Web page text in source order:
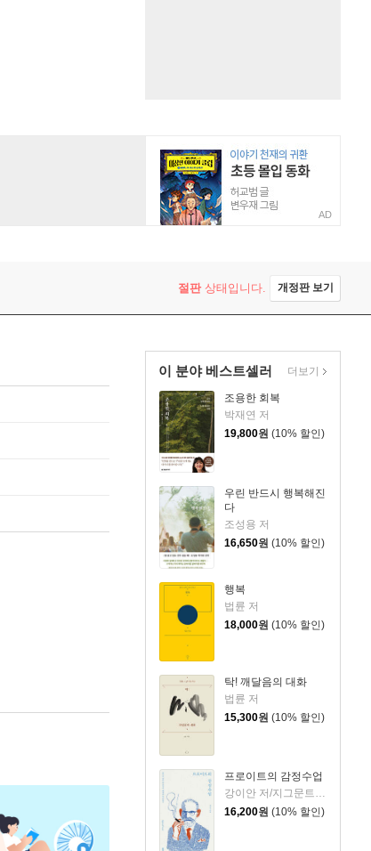
AD
절판상태입니다. 개정판 보기
이 분야 베스트셀러
조용한 회복
박재연 저
19,800원 (10% 할인)
우린 반드시 행복해진
다
조성용 저
16,650원 (10% 할인)
행복
법륜 저
18,000원 (10% 할인)
탁! 깨달음의 대화
법륜 저
15,300원 (10% 할인)
프로이트의 감정수업
강이안 저/지그문트 프로이트 원저
16,200원 (10% 할인)
더보기